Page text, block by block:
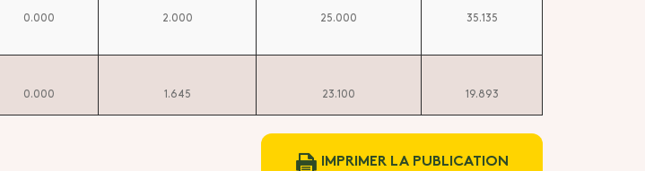
0.000 2.000 25.000 35.135
0.000 1.645 23.100 19.893
IMPRIMER LA PUBLICATION